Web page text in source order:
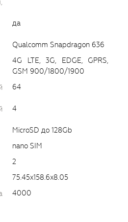
да
Qualcomm Snapdragon 636
4G LTE, 3G, EDGE, GPRS,
GSM 900/1800/1900
64
4
MicroSD до 128Gb
nano SIM
2
75.45x158.6x8.05
4000